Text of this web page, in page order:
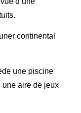
continental
une piscine
une aire de jeux